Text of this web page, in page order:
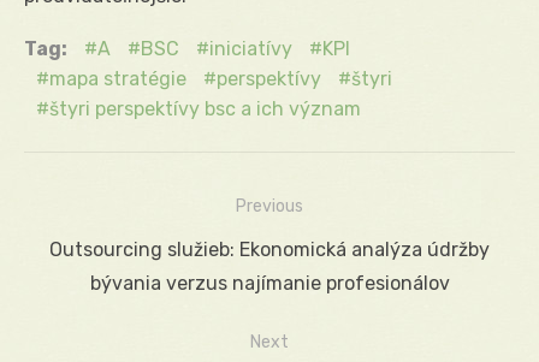
Tag: A BSC iniciatívy
KPI
mapa stratégie
perspektívy
štyri
štyri perspektívy bsc a ich význam
Navigácia
Previous
Previous
Outsourcing služieb: Ekonomická analýza údržby
bývania verzus najímanie profesionálov
Next